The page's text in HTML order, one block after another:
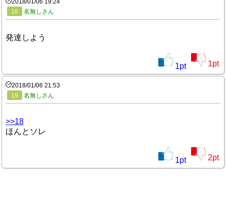
16
名無しさん
発達しよう
1pt 1pt
2018/01/06 21:53
19
名無しさん
>>18
ほんとソレ
1pt 2pt